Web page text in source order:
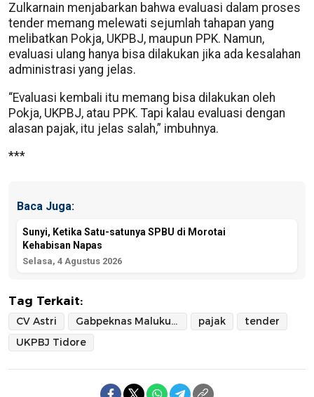
Zulkarnain menjabarkan bahwa evaluasi dalam proses
tender memang melewati sejumlah tahapan yang
melibatkan Pokja, UKPBJ, maupun PPK. Namun,
evaluasi ulang hanya bisa dilakukan jika ada kesalahan
administrasi yang jelas.
“Evaluasi kembali itu memang bisa dilakukan oleh
Pokja, UKPBJ, atau PPK. Tapi kalau evaluasi dengan
alasan pajak, itu jelas salah,” imbuhnya.
***
Baca Juga:
Sunyi, Ketika Satu-satunya SPBU di Morotai
Kehabisan Napas
Selasa, 4 Agustus 2026
Tag Terkait:
CV Astri Gabpeknas Maluku Utara pajak
tender
UKPBJ Tidore